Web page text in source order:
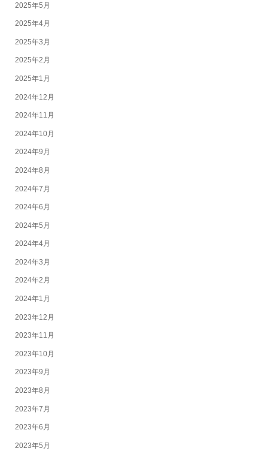
2025年5月
2025年4月
2025年3月
2025年2月
2025年1月
2024年12月
2024年11月
2024年10月
2024年9月
2024年8月
2024年7月
2024年6月
2024年5月
2024年4月
2024年3月
2024年2月
2024年1月
2023年12月
2023年11月
2023年10月
2023年9月
2023年8月
2023年7月
2023年6月
2023年5月